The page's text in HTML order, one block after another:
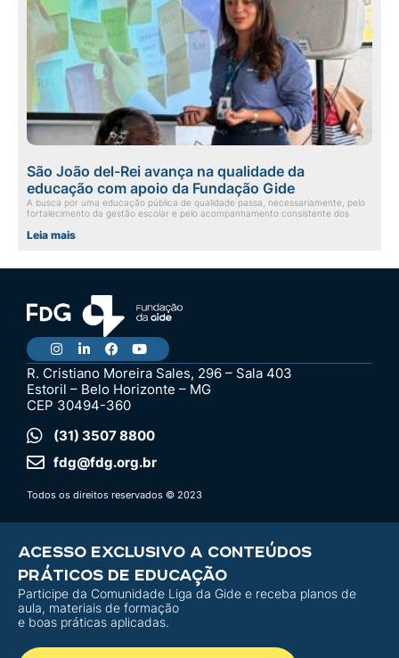
São João del-Rei avança na qualidade da
educação com apoio da Fundação Gide
A busca por uma educação pública de qualidade passa, necessariamente, pelo
fortalecimento da gestão escolar e pelo acompanhamento consistente dos
Leia mais
R. Cristiano Moreira Sales, 296 – Sala 403
Estoril – Belo Horizonte – MG
CEP 30494-360
(31) 3507 8800
fdg@fdg.org.br
Todos os direitos reservados © 2023
ACESSO EXCLUSIVO A CONTEÚDOS
PRÁTICOS DE EDUCAÇÃO
Participe da Comunidade Liga da Gide e receba planos de
aula, materiais de formação
e boas práticas aplicadas.